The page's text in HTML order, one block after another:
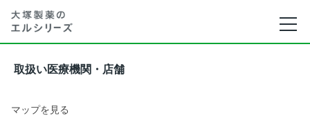
取扱い医療機関・店舗
マップを見る